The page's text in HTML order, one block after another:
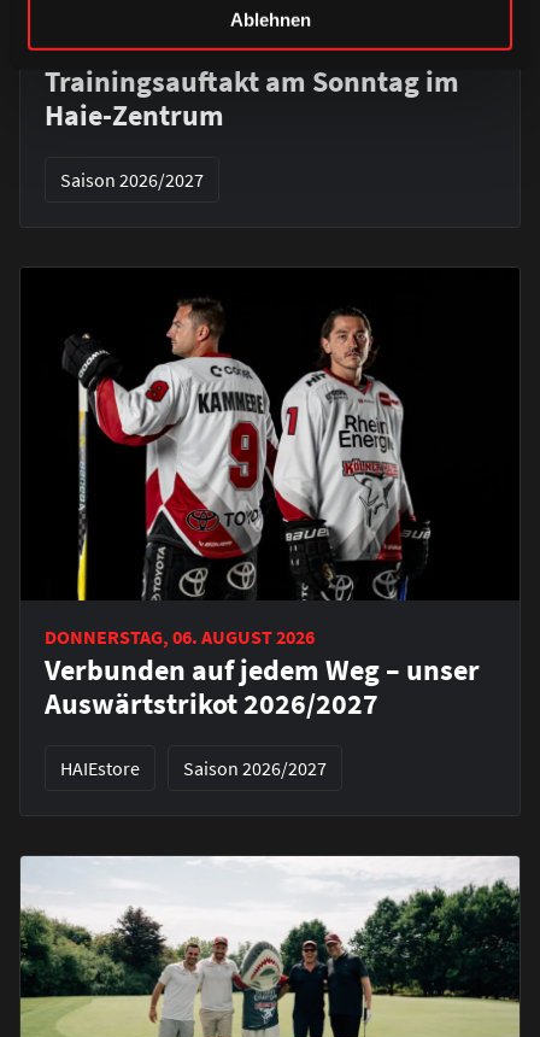
Ablehnen
DONNERSTAG, 06. AUGUST 2026
Alle Infos zum öffentlichen
Trainingsauftakt am Sonntag im
Haie-Zentrum
Saison 2026/2027
DONNERSTAG, 06. AUGUST 2026
Verbunden auf jedem Weg – unser
Auswärtstrikot 2026/2027
HAIEstore Saison 2026/2027